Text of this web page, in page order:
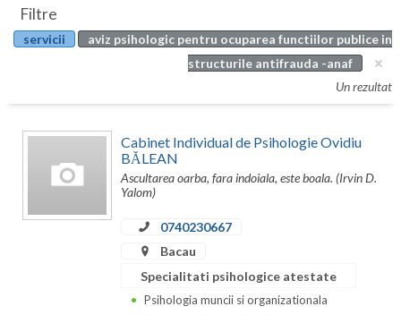
Botosani
Bucuresti
Buzau
Articole
Evenimente
Filtre
servicii
aviz psihologic pentru ocuparea functiilor publice in
structurile antifrauda -anaf
Un rezultat
Cabinet Individual de Psihologie Ovidiu
BĂLEAN
Ascultarea oarba, fara indoiala, este boala. (Irvin D.
Yalom)
0740230667
Bacau
Specialitati psihologice atestate
Psihologia muncii si organizationala